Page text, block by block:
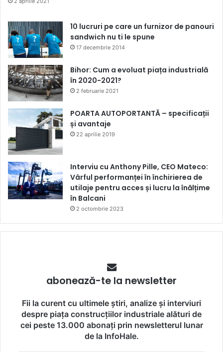
10 lucruri pe care un furnizor de panouri
sandwich nu ti le spune
17 decembrie 2014
Bihor: Cum a evoluat piața industrială
în 2020-2021?
2 februarie 2021
POARTA AUTOPORTANTĂ – specificații
și avantaje
22 aprilie 2019
Interviu cu Anthony Pille, CEO Mateco:
Vârful performanței în închirierea de
utilaje pentru acces și lucru la înălțime
în Balcani
2 octombrie 2023
abonează-te la newsletter
Fii la curent cu ultimele știri, analize și interviuri
despre piața construcțiilor industriale alături de
cei peste 13.000 abonați prin newsletterul lunar
de la InfoHale.